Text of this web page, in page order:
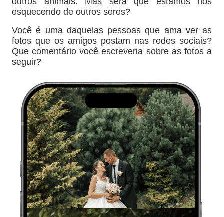
esquecendo de outros seres?
Você é uma daquelas pessoas que ama ver as
fotos que os amigos postam nas redes sociais?
Que comentário você escreveria sobre as fotos a
seguir?